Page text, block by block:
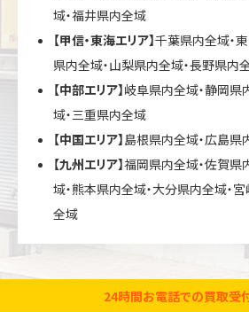
域・福井県内全域
【甲信・東海エリア】千葉県内全域・
県内全域・山梨県内全域・長野県内
【中部エリア】岐阜県内全域・静岡県
域・三重県内全域
【中国エリア】島根県内全域・広島県
【九州エリア】福岡県内全域・佐賀県
域・熊本県内全域・大分県内全域・
全域
24時間お電話での買取受付